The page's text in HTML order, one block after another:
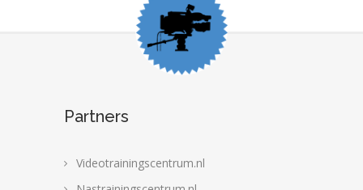
Partners
Videotrainingscentrum.nl